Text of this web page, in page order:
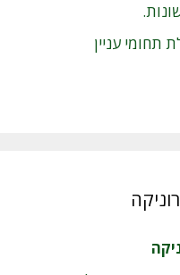
עניין